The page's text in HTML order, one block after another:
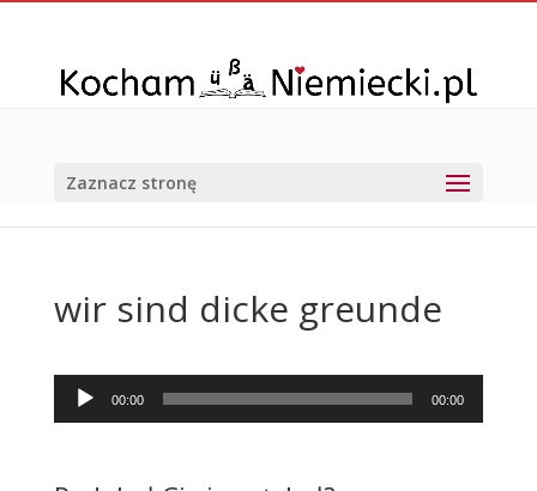
Zaznacz stronę
wir sind dicke greunde
Odtwarzacz
plików
00:00 00:00